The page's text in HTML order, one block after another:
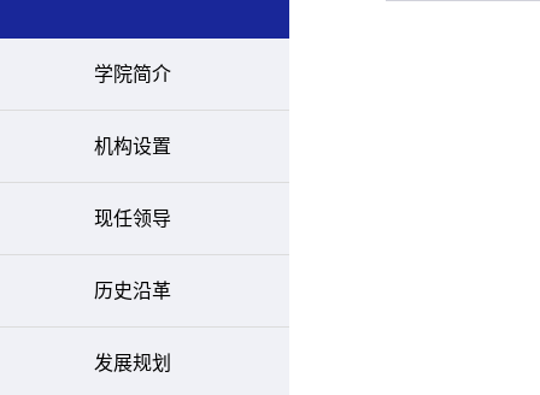
学院简介
机构设置
现任领导
历史沿革
发展规划